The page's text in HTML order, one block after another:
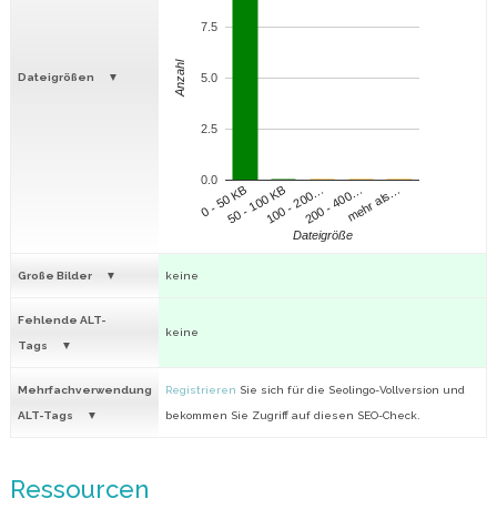
Dateigrößen
0 - 50 KB50 - 100 KB100 - 200…200 - 400…mehr als…
0.0
2.5
5.0
7.5
Dateigröße
Anzahl
Große Bilder keine
Fehlende ALT-
Tags
keine
Mehrfachverwendung
ALT-Tags
Registrieren Sie sich für die Seolingo-Vollversion und
bekommen Sie Zugriff auf diesen SEO-Check.
Ressourcen